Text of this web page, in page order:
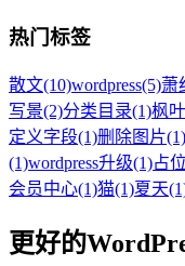
热门标签
散文(10)wordpress(5)萧
写景(2)分类目录(1)枫叶
定义字段(1)删除图片(1)
(1)wordpress升级(1)占
会员中心(1)猫(1)夏天
更好的